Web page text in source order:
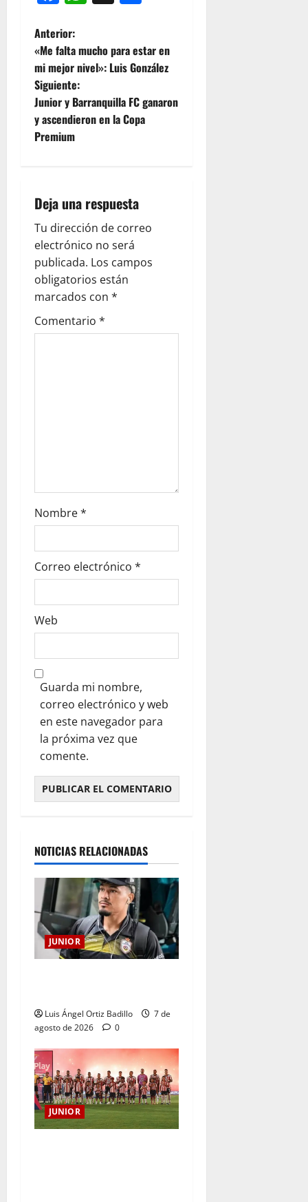
Anterior:
«Me falta mucho para estar en
mi mejor nivel»: Luis González
Siguiente:
Junior y Barranquilla FC ganaron
y ascendieron en la Copa
Premium
Deja una respuesta
Tu dirección de correo
electrónico no será
publicada. Los campos
obligatorios están
marcados con *
Comentario *
Nombre*
Correo electrónico *
Web
Guarda mi nombre,
correo electrónico y web
en este navegador para
la próxima vez que
comente.
NOTICIAS RELACIONADAS
JUNIOR
Luis Ángel Ortiz Badillo
7 de
agosto de 2026
0
JUNIOR